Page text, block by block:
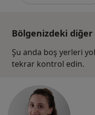
Bölgenizdeki
Şu anda boş yerleri
tekrar kontrol edin.